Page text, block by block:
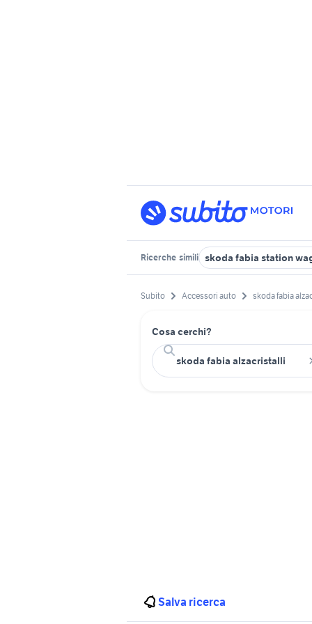
Ricerche simili skoda fabia station
Subito Accessori auto skoda fabia
Cosa cerchi?
Salva ricerca